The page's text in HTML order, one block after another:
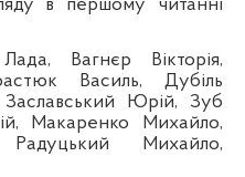
в першому читанні
Вагнєр Вікторія,
Василь, Дубіль
Юрій, Зуб
Макаренко Михайло,
Михайло,